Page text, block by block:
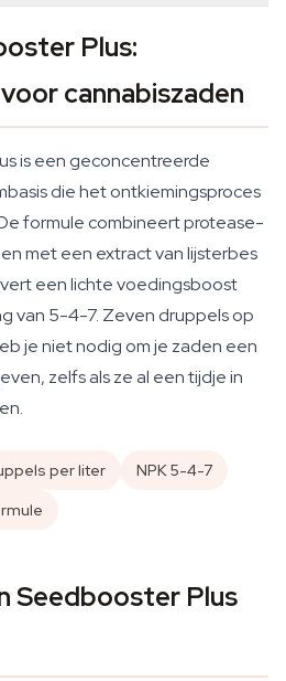
Plus:
cannabiszaden
is een geconcentreerde
die het ontkiemingsproces
formule combineert protease-
met een extract van lijsterbes
een lichte voedingsboost
van 5-4-7. Zeven druppels op
je niet nodig om je zaden een
zelfs als ze al een tijdje in
per liter
NPK 5-4-7
Seedbooster Plus